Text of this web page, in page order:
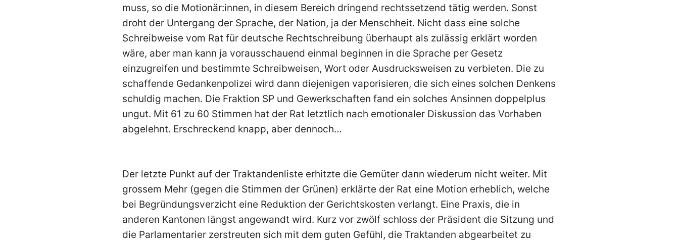
muss, so die Motionär:innen, in diesem Bereich dringend rechtssetzend tätig werden. Sonst
droht der Untergang der Sprache, der Nation, ja der Menschheit. Nicht dass eine solche
Schreibweise vom Rat für deutsche Rechtschreibung überhaupt als zulässig erklärt worden
wäre, aber man kann ja vorausschauend einmal beginnen in die Sprache per Gesetz
einzugreifen und bestimmte Schreibweisen, Wort oder Ausdrucksweisen zu verbieten. Die zu
schaffende Gedankenpolizei wird dann diejenigen vaporisieren, die sich eines solchen Denkens
schuldig machen. Die Fraktion SP und Gewerkschaften fand ein solches Ansinnen doppelplus
ungut. Mit 61 zu 60 Stimmen hat der Rat letztlich nach emotionaler Diskussion das Vorhaben
abgelehnt. Erschreckend knapp, aber dennoch…
Der letzte Punkt auf der Traktandenliste erhitzte die Gemüter dann wiederum nicht weiter. Mit
grossem Mehr (gegen die Stimmen der Grünen) erklärte der Rat eine Motion erheblich, welche
bei Begründungsverzicht eine Reduktion der Gerichtskosten verlangt. Eine Praxis, die in
anderen Kantonen längst angewandt wird. Kurz vor zwölf schloss der Präsident die Sitzung und
die Parlamentarier zerstreuten sich mit dem guten Gefühl, die Traktanden abgearbeitet zu